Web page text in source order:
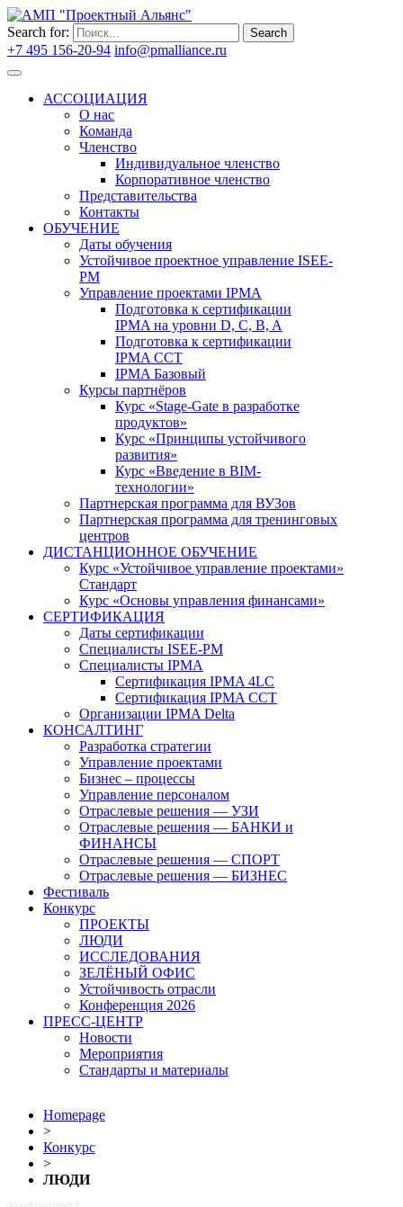
Search for: Search
+7 495 156-20-94 info@pmalliance.ru
АССОЦИАЦИЯ
О нас
Команда
Членство
Индивидуальное членство
Корпоративное членство
Представительства
Контакты
ОБУЧЕНИЕ
Даты обучения
Устойчивое проектное управление ISEE-
PM
Управление проектами IPMA
Подготовка к сертификации
IPMA на уровни D, C, B, A
Подготовка к сертификации
IPMA CCT
IPMA Базовый
Курсы партнёров
Курс «Stage-Gate в разработке
продуктов»
Курс «Принципы устойчивого
развития»
Курс «Введение в BIM-
технологии»
Партнерская программа для ВУЗов
Партнерская программа для тренинговых
центров
ДИСТАНЦИОННОЕ ОБУЧЕНИЕ
Курс «Устойчивое управление проектами»
Стандарт
Курс «Основы управления финансами»
СЕРТИФИКАЦИЯ
Даты сертификации
Специалисты ISEE-PM
Специалисты IPMA
Сертификация IPMA 4LC
Сертификация IPMA CCT
Организации IPMA Delta
КОНСАЛТИНГ
Разработка стратегии
Управление проектами
Бизнес – процессы
Управление персоналом
Отраслевые решения — УЗИ
Отраслевые решения — БАНКИ и
ФИНАНСЫ
Отраслевые решения — СПОРТ
Отраслевые решения — БИЗНЕС
Фестиваль
Конкурс
ПРОЕКТЫ
ЛЮДИ
ИССЛЕДОВАНИЯ
ЗЕЛЁНЫЙ ОФИС
Устойчивость отрасли
Конференция 2026
ПРЕСС-ЦЕНТР
Новости
Мероприятия
Стандарты и материалы
Homepage
>
Конкурс
>
ЛЮДИ